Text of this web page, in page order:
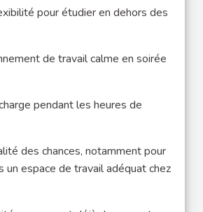
pour étudier en dehors des
de travail calme en soirée
pendant les heures de
des chances, notamment pour
un espace de travail adéquat chez